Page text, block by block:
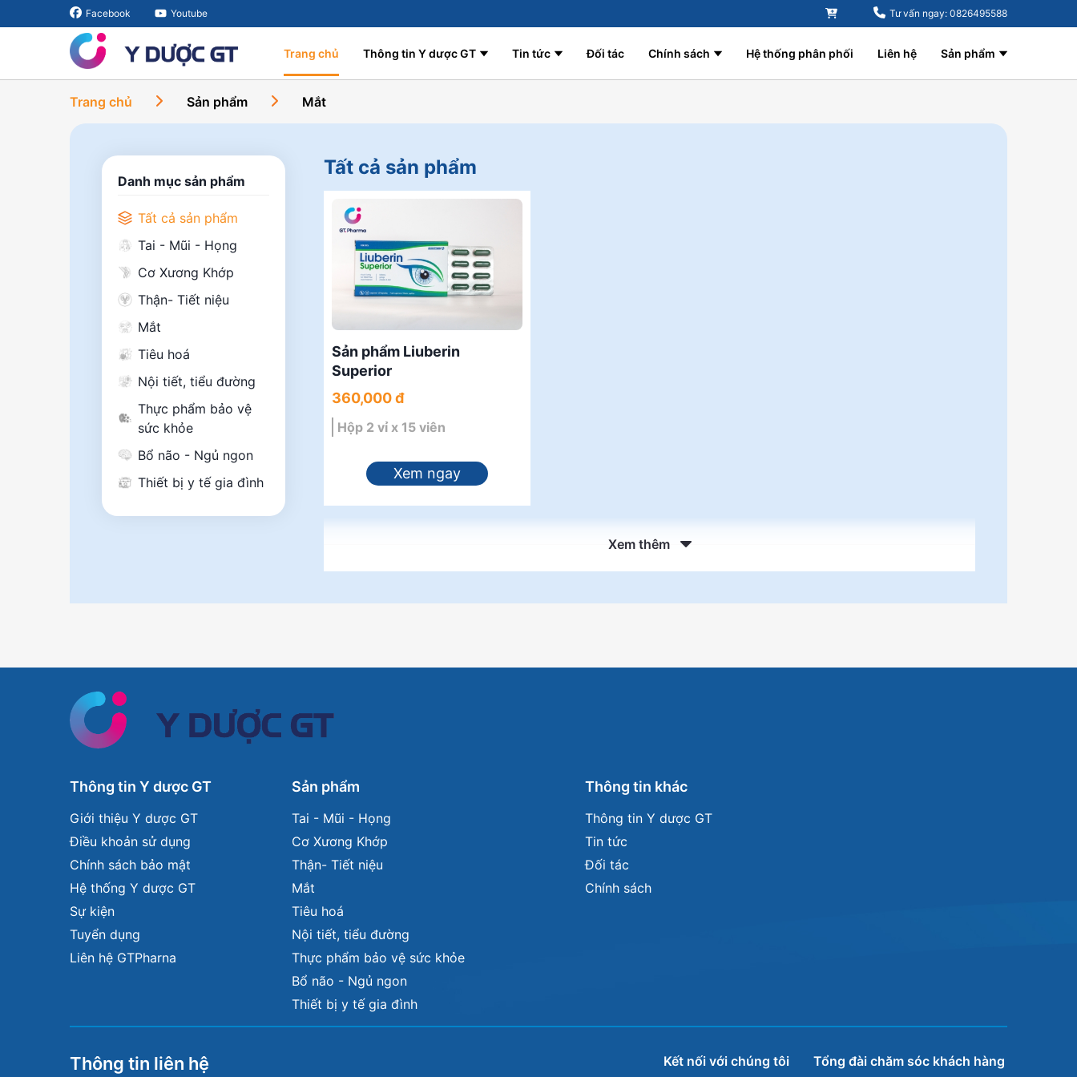
Facebook Youtube Tư vấn ngay: 0826495588
Trang chủ Thông tin Y dược GT Tin tức Đối tác Chính sách Hệ thống phân phối Liên hệ Sản phẩm
Trang chủ Sản phẩm Mắt
Danh mục sản phẩm
Tất cả sản phẩm
Tai - Mũi - Họng
Cơ Xương Khớp
Thận- Tiết niệu
Mắt
Tiêu hoá
Nội tiết, tiểu đường
Thực phẩm bảo vệ
sức khỏe
Bổ não - Ngủ ngon
Thiết bị y tế gia đình
Tất cả sản phẩm
Sản phẩm Liuberin
Superior
360,000 đ
Hộp 2 vỉ x 15 viên
Xem ngay
Xem thêm
Thông tin Y dược GT
Giới thiệu Y dược GT
Điều khoản sử dụng
Chính sách bảo mật
Hệ thống Y dược GT
Sự kiện
Tuyển dụng
Liên hệ GTPharna
Sản phẩm
Tai - Mũi - Họng
Cơ Xương Khớp
Thận- Tiết niệu
Mắt
Tiêu hoá
Nội tiết, tiểu đường
Thực phẩm bảo vệ sức khỏe
Bổ não - Ngủ ngon
Thiết bị y tế gia đình
Thông tin khác
Thông tin Y dược GT
Tin tức
Đối tác
Chính sách
Thông tin liên hệ Kết nối với chúng tôi Tổng đài chăm sóc khách hàng